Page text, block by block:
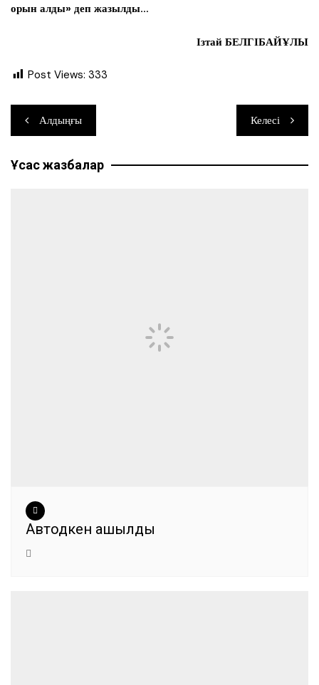
орын алды» деп жазылды…
Ізтай БЕЛГІБАЙҰЛЫ
Post Views: 333
Навигация
по
записям
Алдыңғы Келесі
Ұқсас жазбалар
Автодүкен ашылды